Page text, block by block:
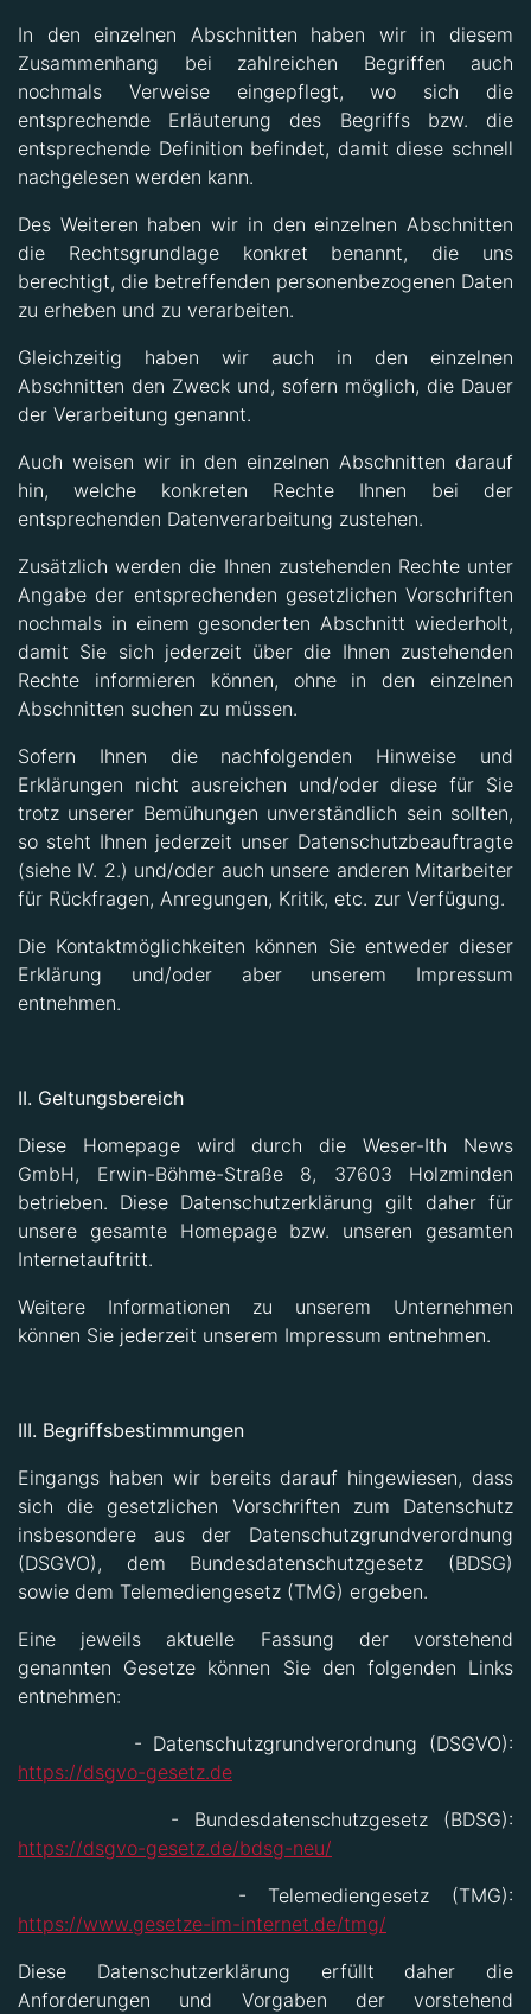
In den einzelnen Abschnitten haben wir in diesem
Zusammenhang bei zahlreichen Begriffen auch
nochmals Verweise eingepflegt, wo sich die
entsprechende Erläuterung des Begriffs bzw. die
entsprechende Definition befindet, damit diese schnell
nachgelesen werden kann.
Des Weiteren haben wir in den einzelnen Abschnitten
die Rechtsgrundlage konkret benannt, die uns
berechtigt, die betreffenden personenbezogenen Daten
zu erheben und zu verarbeiten.
Gleichzeitig haben wir auch in den einzelnen
Abschnitten den Zweck und, sofern möglich, die Dauer
der Verarbeitung genannt.
Auch weisen wir in den einzelnen Abschnitten darauf
hin, welche konkreten Rechte Ihnen bei der
entsprechenden Datenverarbeitung zustehen.
Zusätzlich werden die Ihnen zustehenden Rechte unter
Angabe der entsprechenden gesetzlichen Vorschriften
nochmals in einem gesonderten Abschnitt wiederholt,
damit Sie sich jederzeit über die Ihnen zustehenden
Rechte informieren können, ohne in den einzelnen
Abschnitten suchen zu müssen.
Sofern Ihnen die nachfolgenden Hinweise und
Erklärungen nicht ausreichen und/oder diese für Sie
trotz unserer Bemühungen unverständlich sein sollten,
so steht Ihnen jederzeit unser Datenschutzbeauftragte
(siehe IV. 2.) und/oder auch unsere anderen Mitarbeiter
für Rückfragen, Anregungen, Kritik, etc. zur Verfügung.
Die Kontaktmöglichkeiten können Sie entweder dieser
Erklärung und/oder aber unserem Impressum
entnehmen.
II. Geltungsbereich
Diese Homepage wird durch die Weser-Ith News
GmbH, Erwin-Böhme-Straße 8, 37603 Holzminden
betrieben. Diese Datenschutzerklärung gilt daher für
unsere gesamte Homepage bzw. unseren gesamten
Internetauftritt.
Weitere Informationen zu unserem Unternehmen
können Sie jederzeit unserem Impressum entnehmen.
III. Begriffsbestimmungen
Eingangs haben wir bereits darauf hingewiesen, dass
sich die gesetzlichen Vorschriften zum Datenschutz
insbesondere aus der Datenschutzgrundverordnung
(DSGVO), dem Bundesdatenschutzgesetz (BDSG)
sowie dem Telemediengesetz (TMG) ergeben.
Eine jeweils aktuelle Fassung der vorstehend
genannten Gesetze können Sie den folgenden Links
entnehmen:
- Datenschutzgrundverordnung (DSGVO):
https://dsgvo-gesetz.de
- Bundesdatenschutzgesetz (BDSG):
https://dsgvo-gesetz.de/bdsg-neu/
- Telemediengesetz (TMG):
https://www.gesetze-im-internet.de/tmg/
Diese Datenschutzerklärung erfüllt daher die
Anforderungen und Vorgaben der vorstehend